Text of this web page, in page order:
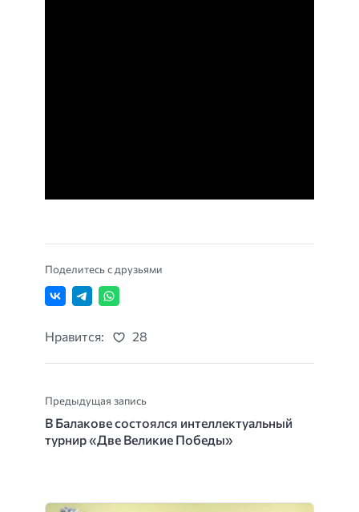
Поделитесь с друзьями
Нравится: 28
Предыдущая запись
В Балакове состоялся интеллектуальный
турнир «Две Великие Победы»